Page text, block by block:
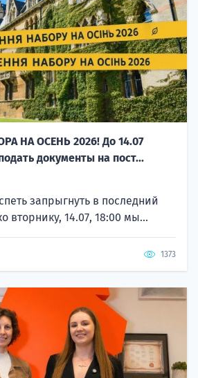
НА ОСЕНЬ 2026! До 14.07
документы на пост...
запрыгнуть в последний
вторнику, 14.07, 18:00 мы...
1373